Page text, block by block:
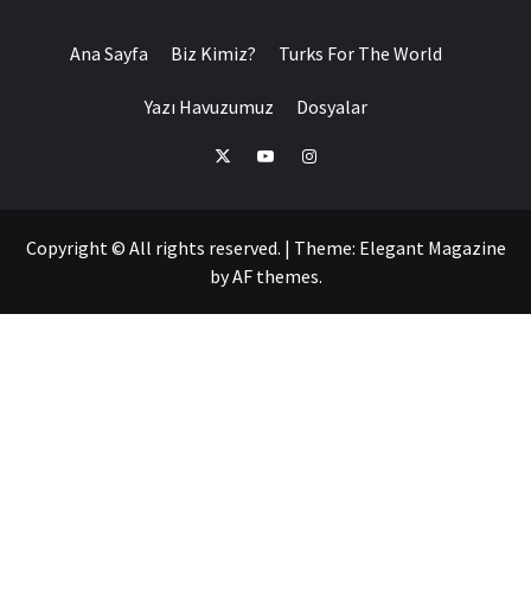
Ana Sayfa Biz Kimiz? Turks For The World
Yazı Havuzumuz Dosyalar
Copyright © All rights reserved. | Theme: Elegant Magazine
byAF themes.